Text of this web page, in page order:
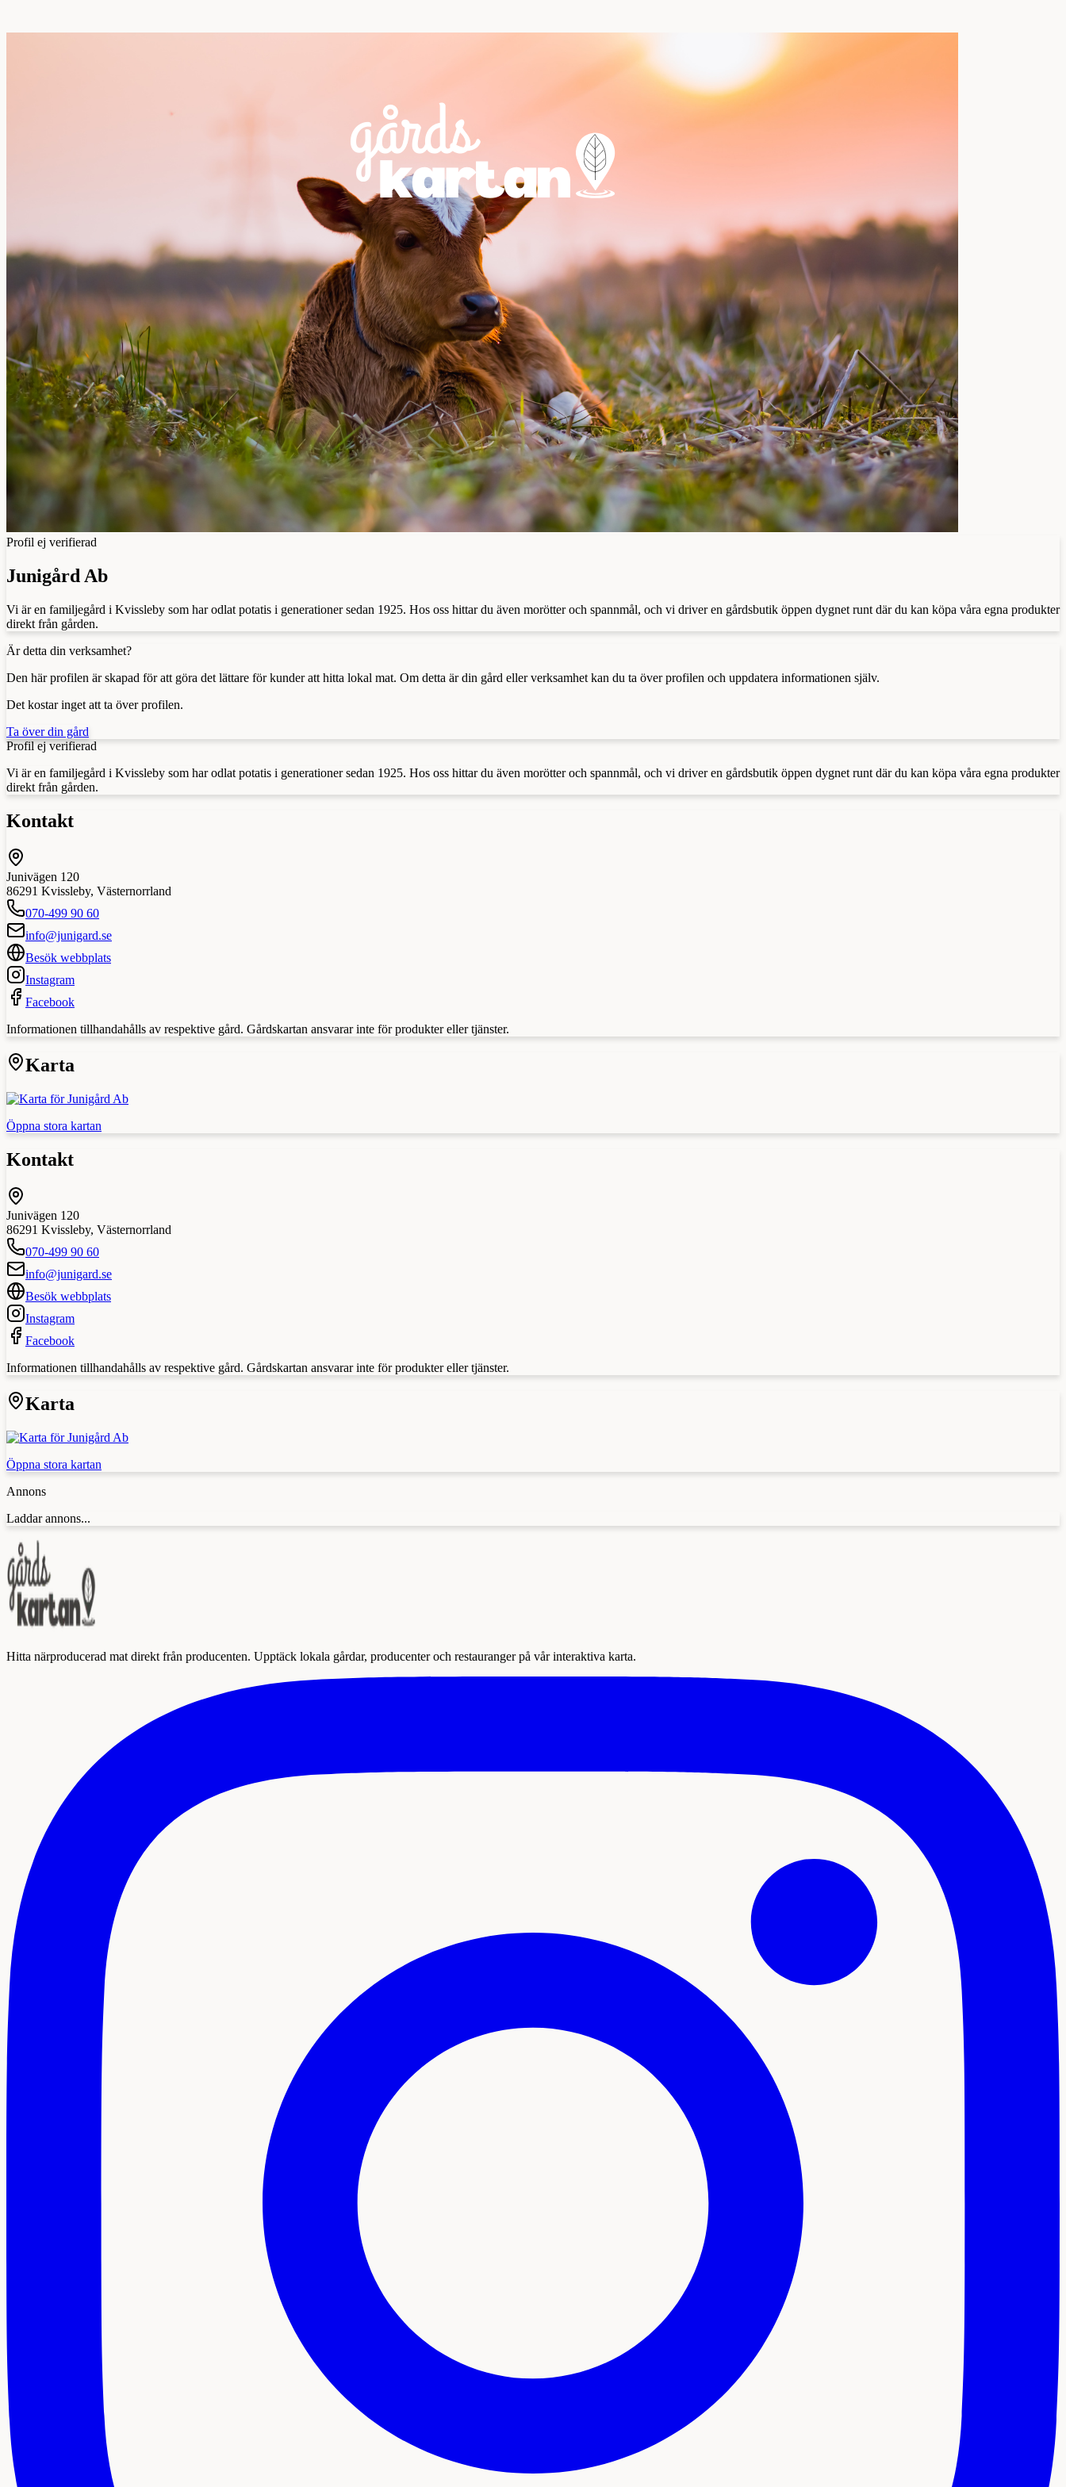
Profil ej verifierad
Junigård Ab
Vi är en familjegård i Kvissleby som har odlat potatis i generationer sedan 1925. Hos oss hittar du även morötter och spannmål, och vi driver en gårdsbutik öppen dygnet runt där du kan köpa våra egna produkter
direkt från gården.
Är detta din verksamhet?
Den här profilen är skapad för att göra det lättare för kunder att hitta lokal mat. Om detta är din gård eller verksamhet kan du ta över profilen och uppdatera informationen själv.
Det kostar inget att ta över profilen.
Ta över din gård
Profil ej verifierad
Vi är en familjegård i Kvissleby som har odlat potatis i generationer sedan 1925. Hos oss hittar du även morötter och spannmål, och vi driver en gårdsbutik öppen dygnet runt där du kan köpa våra egna produkter
direkt från gården.
Kontakt
Junivägen 120
86291 Kvissleby, Västernorrland
070-499 90 60
info@junigard.se
Besök webbplats
Instagram
Facebook
Informationen tillhandahålls av respektive gård. Gårdskartan ansvarar inte för produkter eller tjänster.
Karta
Öppna stora kartan
Kontakt
Junivägen 120
86291 Kvissleby, Västernorrland
070-499 90 60
info@junigard.se
Besök webbplats
Instagram
Facebook
Informationen tillhandahålls av respektive gård. Gårdskartan ansvarar inte för produkter eller tjänster.
Karta
Öppna stora kartan
Annons
Laddar annons...
Hitta närproducerad mat direkt från producenten. Upptäck lokala gårdar, producenter och restauranger på vår interaktiva karta.